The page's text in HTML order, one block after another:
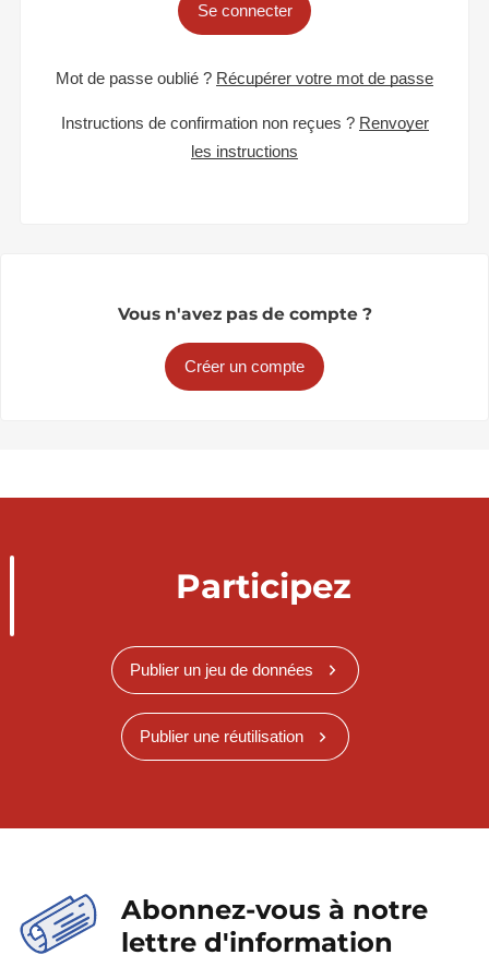
Se connecter
Mot de passe oublié ? Récupérer votre mot de passe
Instructions de confirmation non reçues ? Renvoyer
les instructions
Vous n'avez pas de compte ?
Créer un compte
Participez
Publier un jeu de données
Publier une réutilisation
Abonnez-vous à notre
lettre d'information